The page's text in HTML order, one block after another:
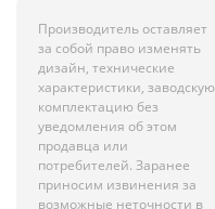
Производитель оставляет
за собой право изменять
дизайн, технические
характеристики, заводскую
комплектацию без
уведомления об этом
продавца или
потребителей. Заранее
приносим извинения за
возможные неточности в